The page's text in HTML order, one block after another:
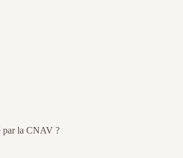
par la CNAV ?